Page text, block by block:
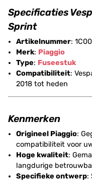
Specificaties
Sprint
Artikelnummer:
Merk: Piaggio
Type: Fuseestuk
Compatibiliteit:
2018 tot heden
Kenmerken
Origineel Piaggio:
compatibiliteit voor
Hoge kwaliteit:
langdurige
Specifieke ontwerp: